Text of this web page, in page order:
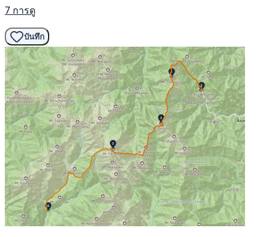
7 การดู
บันทึก